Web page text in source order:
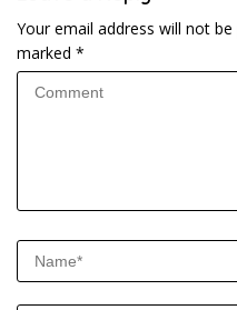
Your email address will not be
marked *